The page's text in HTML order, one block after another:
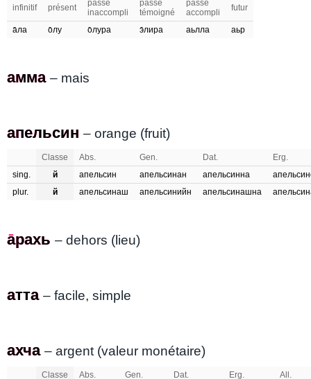
infinitif présent
passé
inaccompli
passé
témoigné
passé
accompli
futur
а̄ла о̄лу о̄лура э̄лира аьлла аьр
амма
амма – mais
апельсин
апельсин – orange (fruit)
Classe Abs. Gen. Dat.
Erg.
sing.
й апельсин апельсинан апельсинна
plur.
й апельсинаш апельсинийн апельсинашна
а̄рахь
арахь – dehors (lieu)
атта
атта – facile, simple
ахча
ахча – argent (valeur monétaire)
Classe Abs. Gen. Dat. Erg.
All.